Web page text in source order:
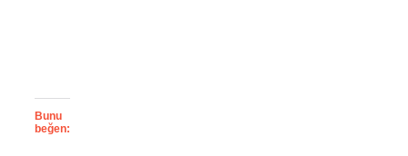
Bunu
beğen: